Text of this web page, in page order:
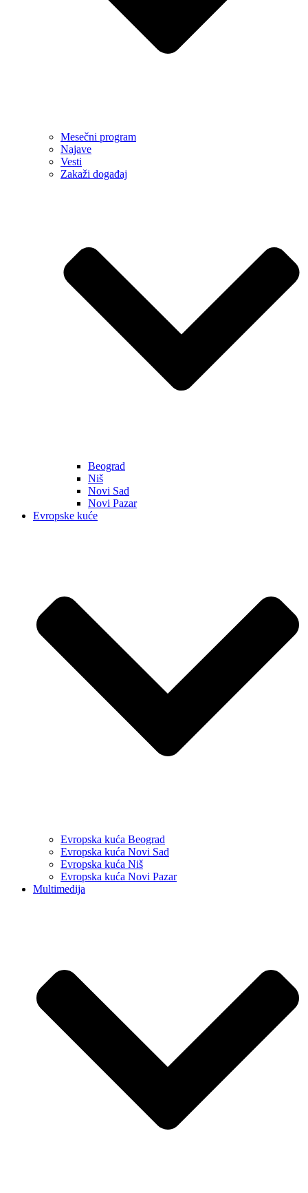
Mesečni program
Najave
Vesti
Zakaži događaj
Beograd
Niš
Novi Sad
Novi Pazar
Evropske kuće
Evropska kuća Beograd
Evropska kuća Novi Sad
Evropska kuća Niš
Evropska kuća Novi Pazar
Multimedija